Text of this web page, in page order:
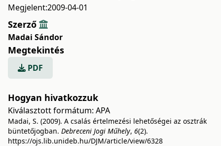
Megjelent:2009-04-01
Szerző
Madai Sándor
Megtekintés
PDF
Hogyan hivatkozzuk
Kiválasztott formátum: APA
Madai, S. (2009). A csalás értelmezési lehetőségei az osztrák
büntetőjogban. Debreceni Jogi Műhely, 6(2).
https://ojs.lib.unideb.hu/DJM/article/view/6328